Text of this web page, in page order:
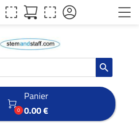
search

0
Panier
0.00 €